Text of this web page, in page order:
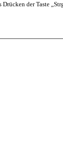
der Taste